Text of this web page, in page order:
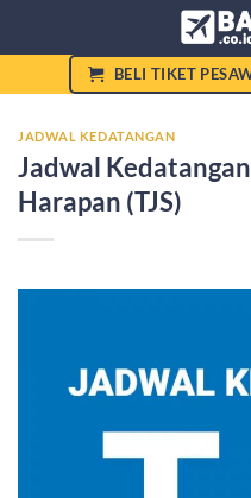
BELI TIKET
JADWAL KEDATANGAN
Jadwal
Harapan (TJS)